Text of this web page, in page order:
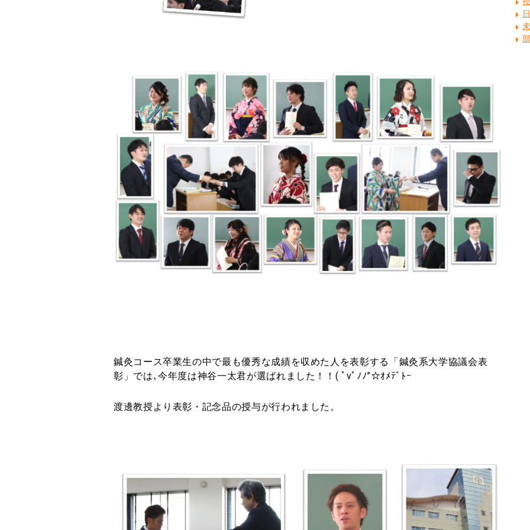
鍼灸コース卒業生の中で最も優秀な成績を収めた人を表彰する「鍼灸系大学協議会表
彰」では､今年度は神谷一太君が選ばれました！！( ﾟvﾟﾉﾉ”☆ｵﾒﾃﾞﾄｰ
渡邊教授より表彰・記念品の授与が行われました。